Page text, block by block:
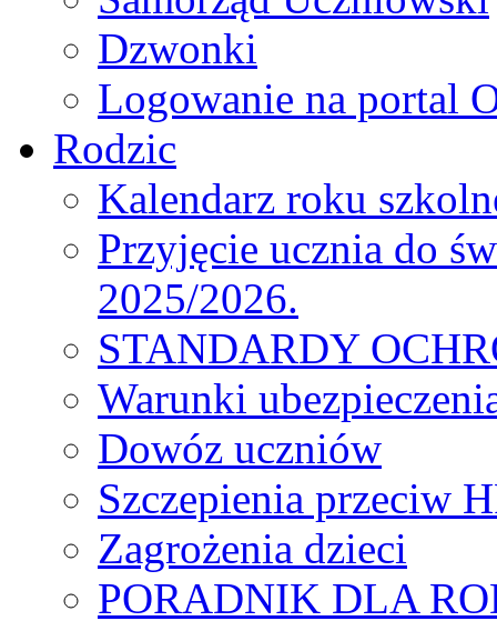
Dzwonki
Logowanie na portal
Rodzic
Kalendarz roku
Przyjęcie ucznia do
2025/2026.
STANDARDY
Warunki
Dowóz uczniów
Szczepienia przeciw
Zagrożenia dzieci
PORADNIK DLA